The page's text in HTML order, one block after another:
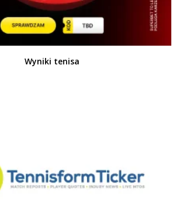
Wyniki tenisa